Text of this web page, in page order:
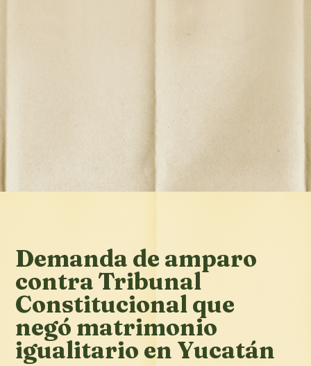
Demanda de amparo
contra Tribunal
Constitucional que
negó matrimonio
igualitario en Yucatán